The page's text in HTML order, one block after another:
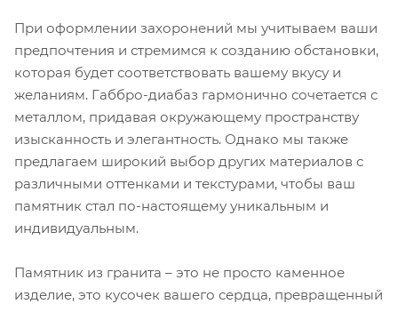
При оформлении захоронений мы учитываем ваши
предпочтения и стремимся к созданию обстановки,
которая будет соответствовать вашему вкусу и
желаниям. Габбро-диабаз гармонично сочетается с
металлом, придавая окружающему пространству
изысканность и элегантность. Однако мы также
предлагаем широкий выбор других материалов с
различными оттенками и текстурами, чтобы ваш
памятник стал по-настоящему уникальным и
индивидуальным.
Памятник из гранита – это не просто каменное
изделие, это кусочек вашего сердца, превращенный